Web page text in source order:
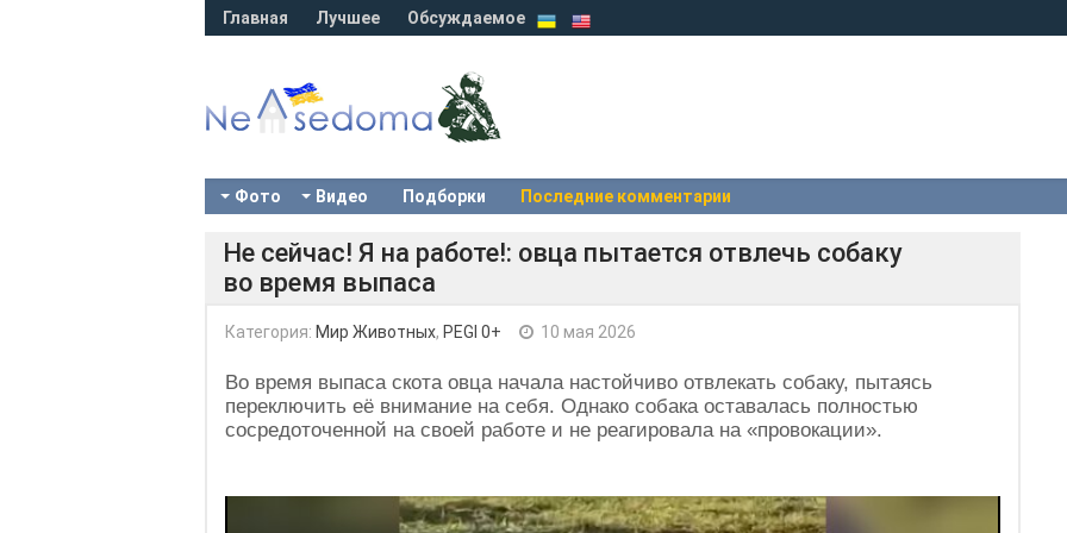
Главная Лучшее Обсуждаемое
Фото Видео Подборки Последние комментарии
Не сейчас! Я на работе!: овца пытается отвлечь собаку
во время выпаса
Категория: Мир Животных, PEGI 0+ 10 мая 2026
Во время выпаса скота овца начала настойчиво отвлекать собаку, пытаясь
переключить её внимание на себя. Однако собака оставалась полностью
сосредоточенной на своей работе и не реагировала на «провокации».